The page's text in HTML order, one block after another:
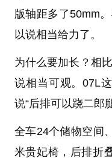
版轴距多了50mm
以说相当给力了。
为什么要加长？相
说相当可观。07L
说“后排可以跷二郎
全车24个储物空间
米贵妃椅，后排折